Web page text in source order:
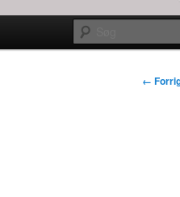
←